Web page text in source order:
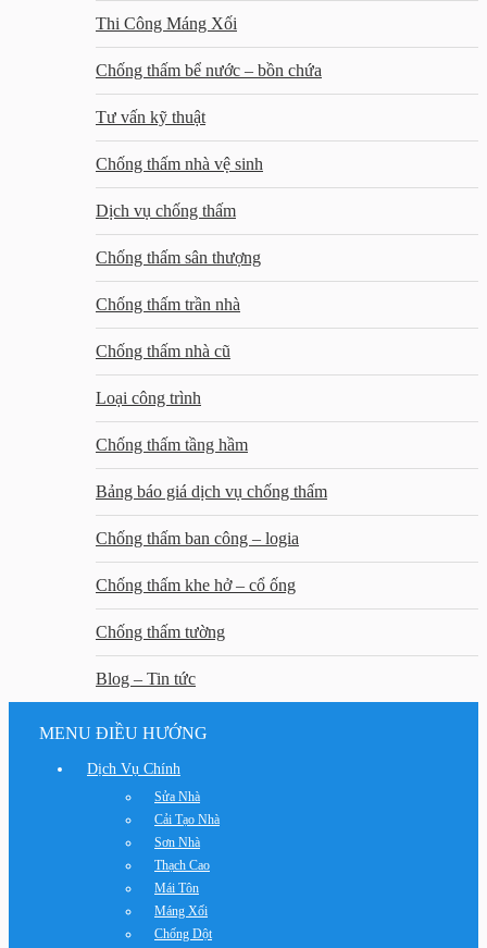
Thi Công Máng Xối
Chống thấm bể nước – bồn chứa
Tư vấn kỹ thuật
Chống thấm nhà vệ sinh
Dịch vụ chống thấm
Chống thấm sân thượng
Chống thấm trần nhà
Chống thấm nhà cũ
Loại công trình
Chống thấm tầng hầm
Bảng báo giá dịch vụ chống thấm
Chống thấm ban công – logia
Chống thấm khe hở – cổ ống
Chống thấm tường
Blog – Tin tức
MENU ĐIỀU HƯỚNG
Dịch Vụ Chính
Sửa Nhà
Cải Tạo Nhà
Sơn Nhà
Thạch Cao
Mái Tôn
Máng Xối
Chống Dột